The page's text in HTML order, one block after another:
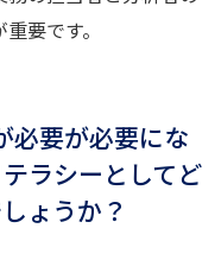
要です。
必要が必要にな
ラシーとしてど
ょうか？